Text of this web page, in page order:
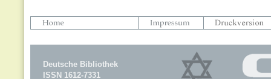
Deutsche Bibliothek
ISSN 1612-7331